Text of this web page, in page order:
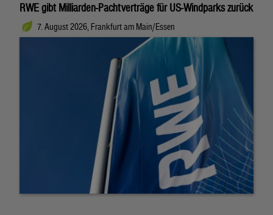
RWE gibt Milliarden-Pachtverträge für US-Windparks zurück
7. August 2026, Frankfurt am Main/Essen